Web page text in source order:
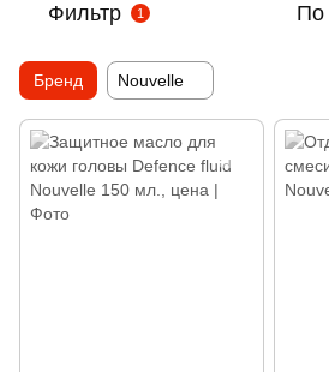
Фильтр 1 По
Бренд Nouvelle